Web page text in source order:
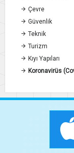
Çevre
Güvenlik
Teknik
Turizm
Kıyı Yapıları
Koronavirüs